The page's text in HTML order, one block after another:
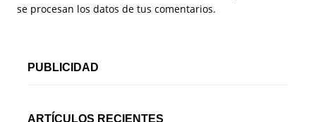
se procesan los datos de tus comentarios.
PUBLICIDAD
ARTÍCULOS RECIENTES